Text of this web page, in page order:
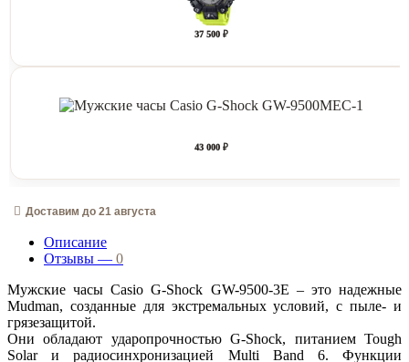
37 500 ₽
43 000 ₽
Доставим до 21 августа
Описание
Отзывы — 0
Мужские часы Casio G-Shock GW-9500-3E – это надежные
Mudman, созданные для экстремальных условий, с пыле- и
грязезащитой.
Они обладают ударопрочностью G-Shock, питанием Tough
Solar и радиосинхронизацией Multi Band 6. Функции